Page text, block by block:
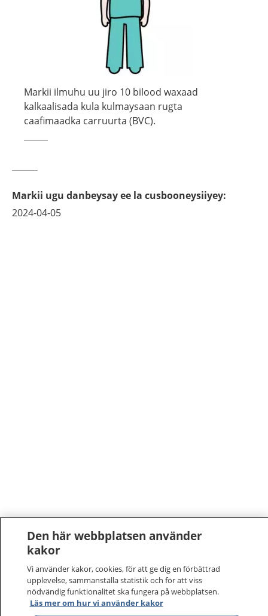
Markii ilmuhu uu jiro 10 bilood waxaad
kalkaalisada kula kulmaysaan rugta
caafimaadka carruurta (BVC).
Show previous image
Markii ugu danbeysay ee la cusbooneysiiyey:
2024-04-05
1177 –tryggt om din hälsa och vård
Den här webbplatsen använder
kakor
Vi använder kakor, cookies, för att ge dig en förbättrad
upplevelse, sammanställa statistik och för att viss
nödvändig funktionalitet ska fungera på webbplatsen.
Läs mer om hur vi använder kakor